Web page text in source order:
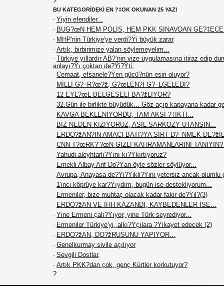
BU KATEGORİDEKİ EN ?‡OK OKUNAN 25 YAZI
- Yiyin efendiler...
- BUG?œN HEM POLİS, HEM PKK SINAVDAN
- MHP'nin Türkiye'ye verdi?Ÿi büyük zarar
- Artık, birbirimize yalan söylemeyelim...
- Türkiye yıllardır AB?’nin vize uygulamasına itiraz edip
anlayı?Ÿı çoktan de?Ÿi?Ÿti.
- Cemaat, efsanele?Ÿen gücü?nün esiri oluyor?
- MİLLİ G?–R?œ?ž, G?œLEN?İ G?–LGELEDİ?
- 12 EYL?œL BELGESELİ BA?žLIYOR?
- 32.Gün ile birlikte büyüdük... Göz açıp kapayana kadar
- KAVGA BEKLENİYORDU, TAM AKSİ ?‡IKTI...
- BİZ NEDEN KIZIYORUZ, ASIL SARKOZY UTANSIN...
- ERDO?žAN?IN AMACI BATI?YA SIRT D?–NMEK
- CNN T?œRK?’?œN GİZLİ KAHRAMANLARINI
- Yahudi aleyhtarlı?Ÿını kı?Ÿkırtıyoruz?
- Emekli Albay Arif Do?Ÿan öyle sözler söylüyor...
- Avrupa, Anayasa de?Ÿi?Ÿikli?Ÿini yetersiz ancak olumlu
- 1'inci köprüye kar?Ÿıydım, bugün ise destekliyorum...
- Ermeniler, bize muhtaç olacak kadar fakir de?Ÿil?(3)
- ERDO?žAN VE İHH KAZANDI, KAYBEDENLER İSE...
- Yine Ermeni çalı?Ÿıyor, yine Türk seyrediyor...
- Ermeniler Türkiye'yi, alkı?Ÿçılara ?Ÿikayet edecek (2)
- ERDO?žAN, DO?žRUSUNU YAPIYOR...
- Genelkurmay sivile açılıyor
- Sevgili Dostlar,
- Artık PKK?dan çok, genç Kürtler korkutuyor?
?